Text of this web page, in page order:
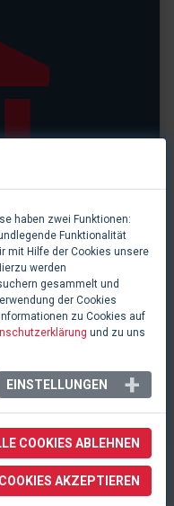
haben zwei Funktionen:
Funktionalität
mit Hilfe der Cookies unsere
werden
gesammelt und
der Cookies
zu Cookies auf
und zu uns
EINSTELLUNGEN
COOKIES ABLEHNEN
AKZEPTIEREN